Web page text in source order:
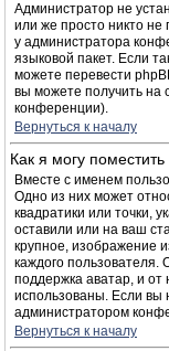
Администратор не
или же просто никто
у администратора
языковой пакет. Если
можете перевести
вы можете получить на
конференции).
Вернуться к началу
Как я могу
Вместе с именем
Одно из них может
квадратики или точки,
оставили или на ваш
крупное, изображение
каждого пользователя.
поддержка аватар, и от
использованы. Если вы
администратором
Вернуться к началу